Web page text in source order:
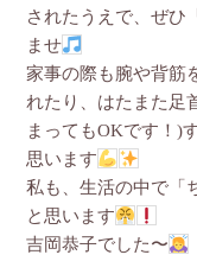
されたうえで、ぜひ
ませ
家事の際も腕や背筋
れたり、はたまた足
まってもOKです！)
思います
私も、生活の中で「
と思います
吉岡恭子でした〜